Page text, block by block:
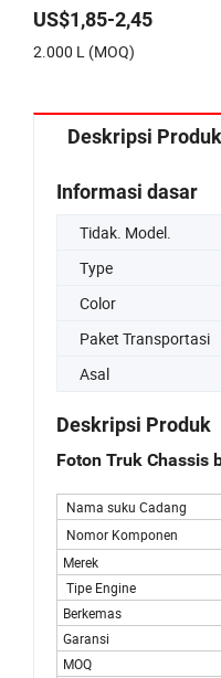
US$1,85-2,45
2.000 L (MOQ)
Deskripsi Produk
Informasi dasar
Tidak. Model.
Type
Color
Paket Transportasi
Asal
Deskripsi Produk
Foton Truk Chassis
Nama suku Cadang
Nomor Komponen
Merek
Tipe Engine
Berkemas
Garansi
MOQ